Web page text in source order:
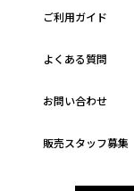
ご利用ガイド
よくある質問
お問い合わせ
販売スタッフ募集